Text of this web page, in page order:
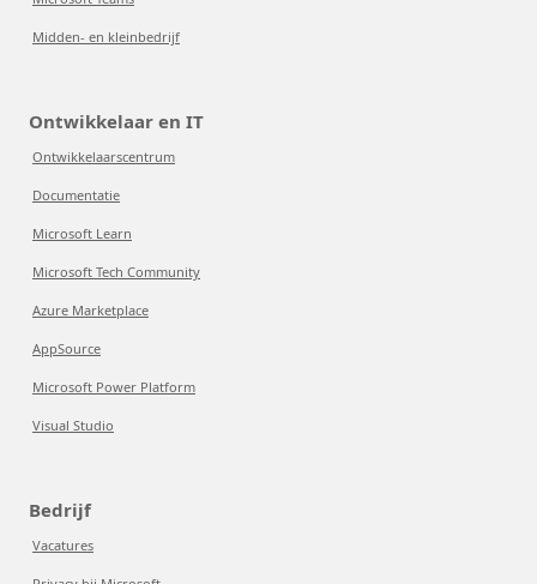
Midden- en kleinbedrijf
Ontwikkelaar en IT
Ontwikkelaarscentrum
Documentatie
Microsoft Learn
Microsoft Tech Community
Azure Marketplace
AppSource
Microsoft Power Platform
Visual Studio
Bedrijf
Vacatures